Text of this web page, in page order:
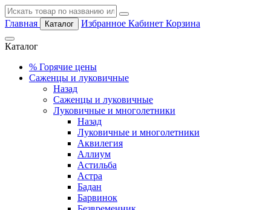
Главная Каталог Избранное Кабинет Корзина
Каталог
% Горячие цены
Саженцы и луковичные
Назад
Саженцы и луковичные
Луковичные и многолетники
Назад
Луковичные и многолетники
Аквилегия
Аллиум
Астильба
Астра
Бадан
Барвинок